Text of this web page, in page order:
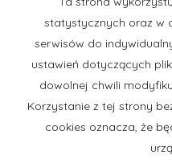
Halena wynajem
Obiektyna wynajem
Mieszkaniana
Domy na sprzedaż
Działkina sprzedaż
Halena sprzedaż
Obiekty na sprzedaż
statystycznych oraz w
serwisów do
ustawień dotyczących
dowolnej chwili
Korzystanie z tej strony
cookies oznacza, że